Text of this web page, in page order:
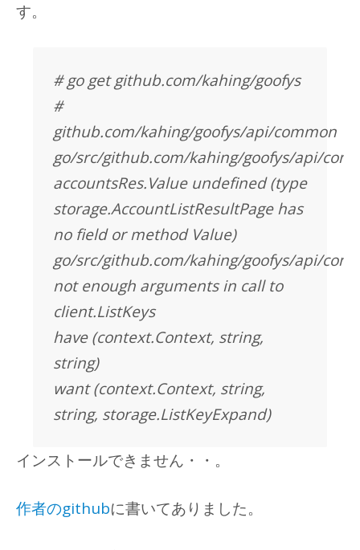
す。
# go get github.com/kahing/goofys
#
github.com/kahing/goofys/api/common
go/src/github.com/kahing/goofys/api/
accountsRes.Value undefined (type
storage.AccountListResultPage has
no field or method Value)
go/src/github.com/kahing/goofys/api/
not enough arguments in call to
client.ListKeys
have (context.Context, string,
string)
want (context.Context, string,
string, storage.ListKeyExpand)
インストールできません・・。
作者のgithubに書いてありました。